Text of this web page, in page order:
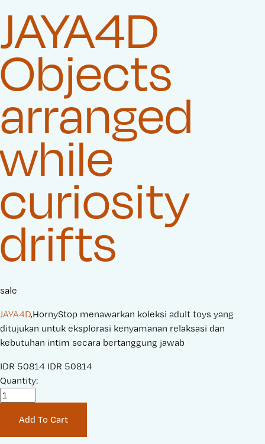
JAYA4D
Objects
arranged
while
curiosity
drifts
sale
JAYA4D,HornyStop menawarkan koleksi adult toys yang
ditujukan untuk eksplorasi kenyamanan relaksasi dan
kebutuhan intim secara bertanggung jawab
S
a
r
IDR 50814 O
n
IDR 50814
Quantity:
Add To Cart